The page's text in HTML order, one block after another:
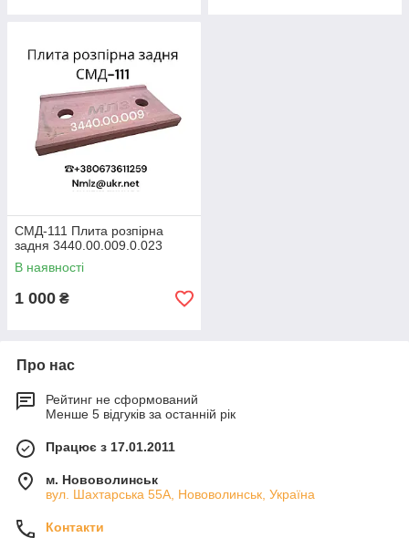
СМД-111 Плита розпірна
задня 3440.00.009.0.023
В наявності
1 000 ₴
Про нас
Рейтинг не сформований
Менше 5 відгуків за останній рік
Працює з 17.01.2011
м. Нововолинськ
вул. Шахтарська 55А, Нововолинськ, Україна
Контакти